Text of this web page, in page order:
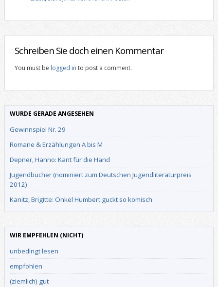
Schreiben Sie doch einen Kommentar
You must be logged in to post a comment.
WURDE GERADE ANGESEHEN
Gewinnspiel Nr. 29
Romane & Erzählungen A bis M
Depner, Hanno: Kant für die Hand
Jugendbücher (nominiert zum Deutschen Jugendliteraturpreis
2012)
Kanitz, Brigitte: Onkel Humbert guckt so komisch
WIR EMPFEHLEN (NICHT)
unbedingt lesen
empfohlen
(ziemlich) gut